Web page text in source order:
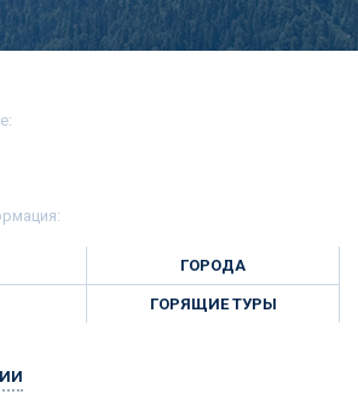
ГОРОДА
ГОРЯЩИЕ ТУРЫ